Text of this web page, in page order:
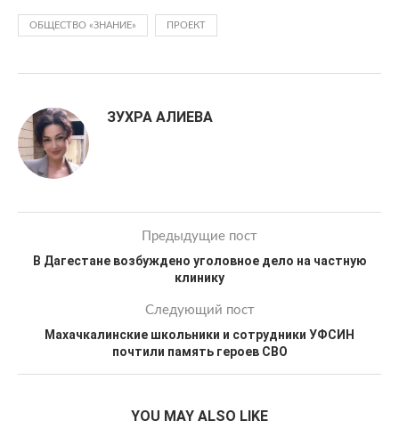
ОБЩЕСТВО «ЗНАНИЕ» ПРОЕКТ
ЗУХРА АЛИЕВА
Предыдущие пост
В Дагестане возбуждено уголовное дело на частную
клинику
Следующий пост
Махачкалинские школьники и сотрудники УФСИН
почтили память героев СВО
YOU MAY ALSO LIKE